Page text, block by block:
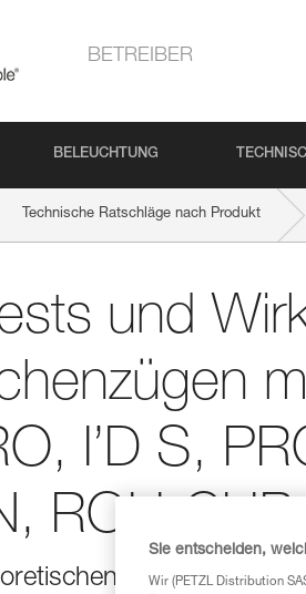
BETREIBER
BELEUCHTUNG
Technische Ratschläge nach Produkt
und
I’D S,
ROLLCLIP
Effizienz eines
Sie entscheiden,
Wir (PETZL Distribution